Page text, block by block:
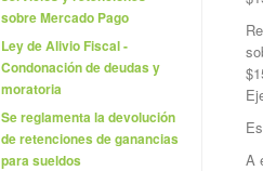
A
sobre Mercado Pago
Ley de Alivio Fiscal -
Condonación de deudas y
moratoria
Se reglamenta la devolución
de retenciones de ganancias
para sueldos